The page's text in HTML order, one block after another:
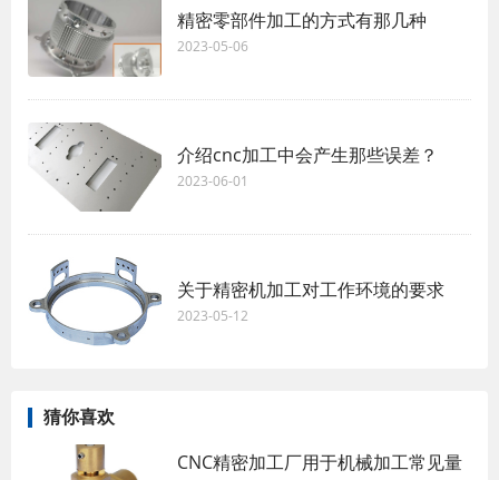
精密零部件加工的方式有那几种
2023-05-06
介绍cnc加工中会产生那些误差？
2023-06-01
关于精密机加工对工作环境的要求
2023-05-12
猜你喜欢
CNC精密加工厂用于机械加工常见量